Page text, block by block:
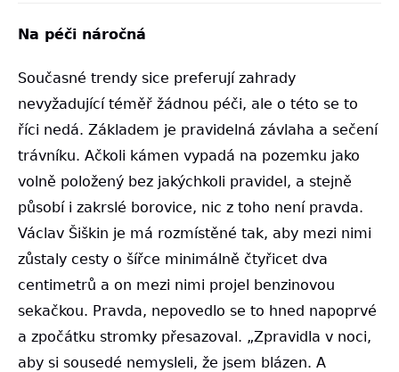
Na péči náročná
Současné trendy sice preferují zahrady
nevyžadující téměř žádnou péči, ale o této se to
říci nedá. Základem je pravidelná závlaha a sečení
trávníku. Ačkoli kámen vypadá na pozemku jako
volně položený bez jakýchkoli pravidel, a stejně
působí i zakrslé borovice, nic z toho není pravda.
Václav Šiškin je má rozmístěné tak, aby mezi nimi
zůstaly cesty o šířce minimálně čtyřicet dva
centimetrů a on mezi nimi projel benzinovou
sekačkou. Pravda, nepovedlo se to hned napoprvé
a zpočátku stromky přesazoval. „Zpravidla v noci,
aby si sousedé nemysleli, že jsem blázen. A